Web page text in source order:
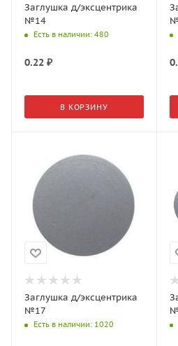
Заглушка д/эксцентрика
№14
Есть в наличии: 480
0.22 ₽
В КОРЗИНУ
Заглушка д/эксцентрика
№17
Есть в наличии: 1020